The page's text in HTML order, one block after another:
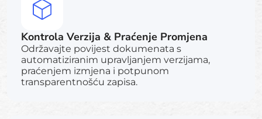
Kontrola Verzija & Praćenje Promjena
Održavajte povijest dokumenata s
automatiziranim upravljanjem verzijama,
praćenjem izmjena i potpunom
transparentnošću zapisa.